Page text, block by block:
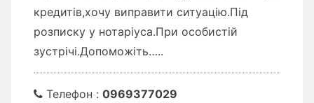
кредитів,хочу виправити ситуацію.Під
розписку у нотаріуса.При особистій
зустрічі.Допоможіть…..
Телефон : 0969377029